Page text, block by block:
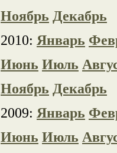
Ноябрь Декабрь
2010: Январь
Июнь Июль
Ноябрь Декабрь
2009: Январь
Июнь Июль